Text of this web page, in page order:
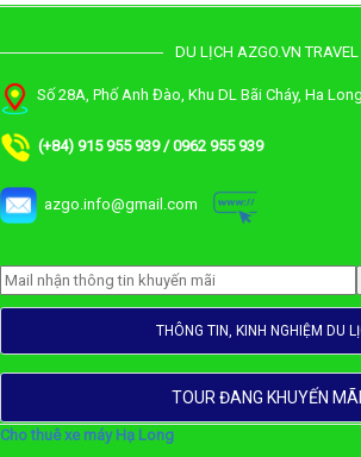
DU LỊCH AZGO.VN TRAVEL
Số 28A, Phố Anh Đào, Khu DL Bãi Cháy, Ha
(+84) 915 955 939 / 0962 955 939
azgo.info@gmail.com
THÔNG TIN, KINH NGHIỆM DU
TOUR ĐANG KHUYẾN MÃI
Cho thuê xe máy Hạ Long